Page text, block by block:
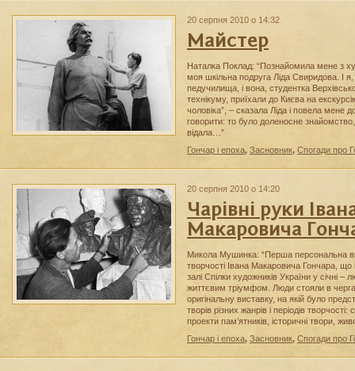
20 серпня 2010 о 14:32
Майстер
Наталка Поклад: “Познайомила мене з
моя шкільна подруга Ліда Свиридова. І
педучилища, і вона, студентка
технікуму, приїхали до Києва на
чоловіка”, – сказала Ліда і повела мене
говорити: то було доленосне
відала…”
Гончар і епоха, Засновник, Спогади про
20 серпня 2010 о 14:20
Чарівні руки
Макаровича
Микола Мушинка: “Перша персональна
творчості Івана Макаровича Гончара,
залі Спілки художників України у січні
життєвим тріумфом. Люди стояли в
оригінальну виставку, на якій було
творів різних жанрів і періодів
проекти пам’ятників, історичні твори,
Гончар і епоха, Засновник, Спогади про